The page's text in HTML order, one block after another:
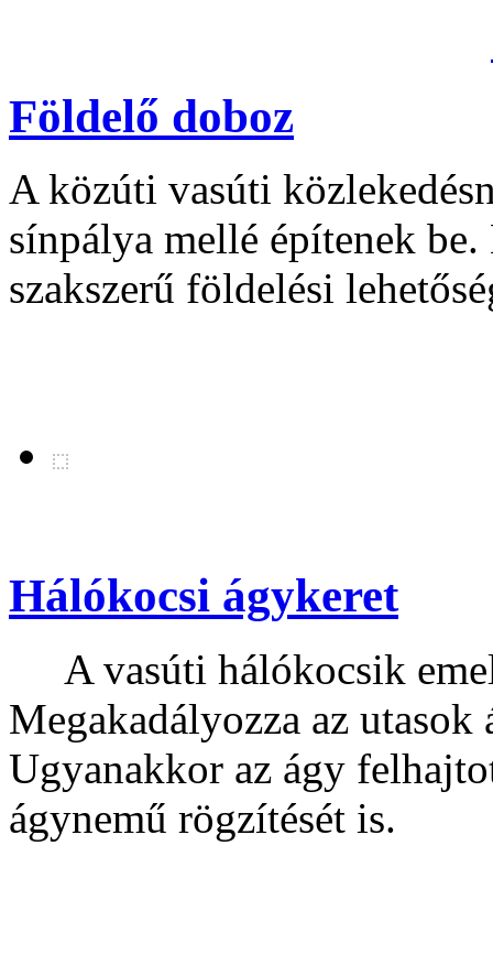
Földelő doboz
A közúti vasúti
sínpálya mellé építenek
szakszerű földelési
Hálókocsi ágykeret
A vasúti hálókocsik
Megakadályozza az utasok
Ugyanakkor az ágy
ágynemű rögzítését is.